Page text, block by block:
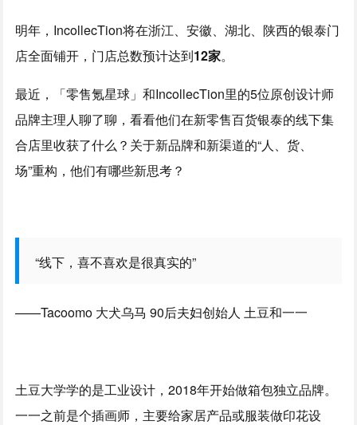
明年，IncollecTion将在浙江、安徽、湖北、陕西的银泰门
店全面铺开，门店总数预计达到12家。
最近，「零售氪星球」和IncollecTion里的5位原创设计师
品牌主理人聊了聊，看看他们在新零售百货银泰的线下集
合店里收获了什么？关于新品牌和新渠道的“人、货、
场”重构，他们有哪些新思考？
“线下，喜不喜欢是很真实的”
——Tacoomo 大犬乌马 90后夫妇创始人 土豆和一一
土豆大学学的是工业设计，2018年开始做箱包独立品牌。
一一之前是个插画师，主要给家居产品或服装做印花设